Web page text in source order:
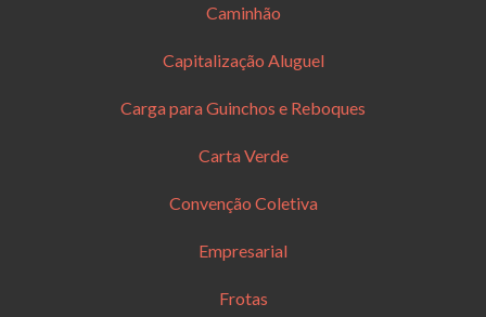
Caminhão
Capitalização Aluguel
Carga para Guinchos e Reboques
Carta Verde
Convenção Coletiva
Empresarial
Frotas